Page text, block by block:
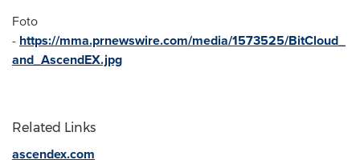
Foto
- https://mma.prnewswire.com/media/1573525/BitCloud_
and_AscendEX.jpg
Related Links
ascendex.com